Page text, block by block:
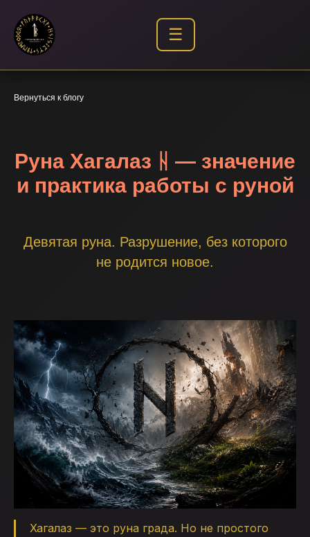
☰
Вернуться к блогу
Руна Хагалаз ᚺ — значение
и практика работы с руной
Девятая руна. Разрушение, без которого
не родится новое.
Хагалаз — это руна града. Но не простого